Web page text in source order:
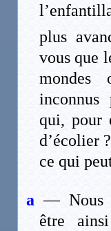
plus
vous que
qui, pour
d’écolier
ce qui
a — Nous
être